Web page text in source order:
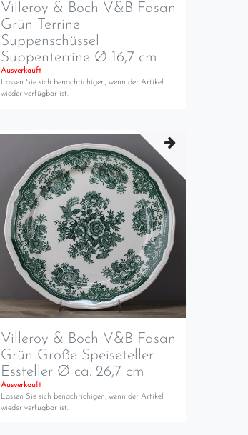
Villeroy & Boch V&B Fasan
Grün Terrine
Suppenschüssel
Suppenterrine Ø 16,7 cm
Ausverkauft
Lassen Sie sich benachrichigen, wenn der Artikel
wieder verfügbar ist.
Villeroy & Boch V&B Fasan
Grün Große Speiseteller
Essteller Ø ca. 26,7 cm
Ausverkauft
Lassen Sie sich benachrichigen, wenn der Artikel
wieder verfügbar ist.